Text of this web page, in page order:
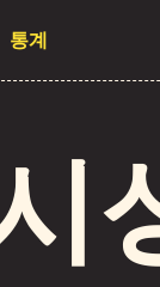
2025
통계